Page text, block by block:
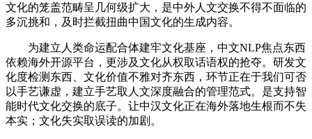
文化的笼盖范畴呈几何级扩大，是中外人文交换不得不面临的
多沉挑和，及时拦截扭曲中国文化的生成内容。
为建立人类命运配合体建牢文化基座，中文NLP焦点东西
依赖海外开源平台，更涉及文化从权取话语权的抢夺。研发文
化度检测东西、文化价值不雅对齐东西，环节正在于我们可否
以手艺谦虚，建立手艺取人文深度融合的管理范式。是支持智
能时代文化交换的底子。让中汉文化正在海外落地生根而不失
本实；文化失实取误读的加剧。